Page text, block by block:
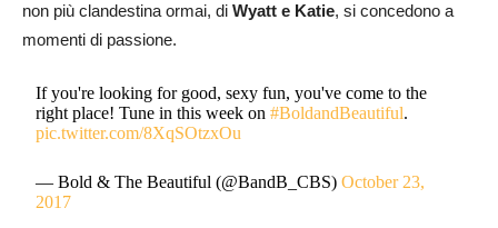
non più clandestina ormai, di Wyatt e Katie, si concedono a
momenti di passione.
If you're looking for good, sexy fun, you've come to the
right place! Tune in this week on#BoldandBeautiful.
pic.twitter.com/8XqSOtzxOu
— Bold & The Beautiful (@BandB_CBS)October 23,
2017